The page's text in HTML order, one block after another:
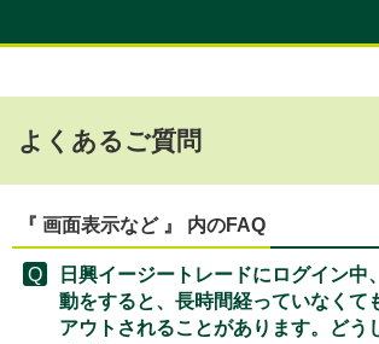
よくあるご質問
『 画面表示など 』 内のFAQ
日興イージートレードにログイン中
動をすると、長時間経っていなくて
アウトされることがあります。どう